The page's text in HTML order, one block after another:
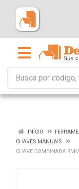
INÍCIO
CHAVES MANUAIS
CHAVE COMBINADA